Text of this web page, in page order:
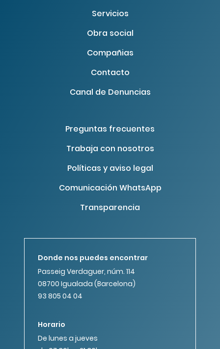
Servicios
Obra social
Compañias
Contacto
Canal de Denuncias
Preguntas frecuentes
Trabaja con nosotros
Políticas y aviso legal
Comunicación WhatsApp
Transparencia
Donde nos puedes encontrar
Passeig Verdaguer, núm. 114
08700 Igualada (Barcelona)
93 805 04 04
Horario
De lunes a jueves